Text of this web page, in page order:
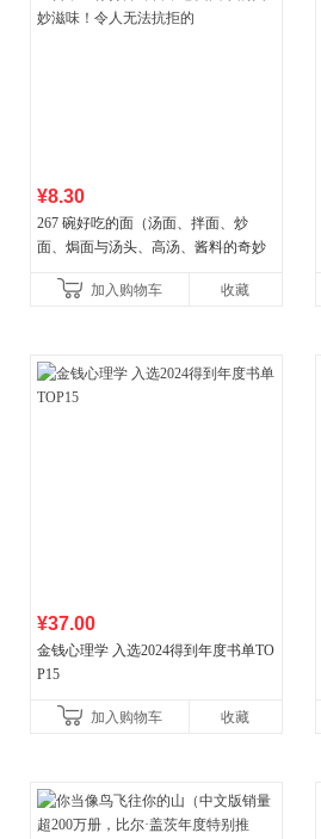
¥8.30
267 碗好吃的面（汤面、拌面、炒
面、焗面与汤头、高汤、酱料的奇妙
妙滋味！令人无法抗拒的
加入购物车 收藏
¥37.00
金钱心理学 入选2024得到年度书单TO
P15
加入购物车 收藏